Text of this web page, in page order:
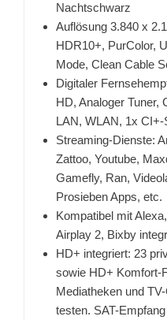
Nachtschwarz
Auflösung 3.840 x
HDR10+, PurColor,
Mode, Clean Cable
Digitaler
HD, Analoger Tuner,
LAN, WLAN, 1x CI+-
Streaming-Dienste:
Zattoo, Youtube,
Gamefly, Ran,
Prosieben Apps, etc.
Kompatibel mit
Airplay 2, Bixby
HD+ integriert: 23
sowie HD+ Komfort-
Mediatheken und
testen. SAT-